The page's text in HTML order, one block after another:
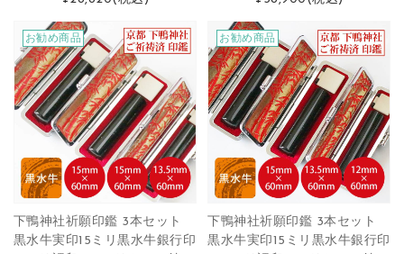
お勧め商品
下鴨神社祈願印鑑 3本セット
黒水牛実印15ミリ黒水牛銀行印
お勧め商品
下鴨神社祈願印鑑 3本セット
黒水牛実印15ミリ黒水牛銀行印